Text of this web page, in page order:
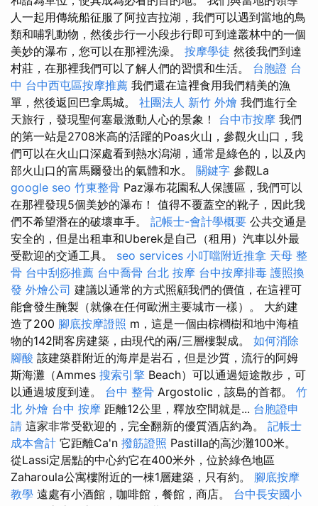
人一起用傳統船征服了阿拉吉拉湖，我們可以遇到當地的鳥
類和哺乳動物，然後步行一小段步行即可到達叢林中的一個
美妙的瀑布，您可以在那裡洗澡。 按摩學徒 然後我們到達
村莊，在那裡我們可以了解人們的習慣和生活。 台胞證 台
中 台中西屯區按摩推薦 我們還在這裡食用我們精美的漁
單，然後返回巴拿馬城。 社團法人 新竹 外燴 我們進行全
天旅行，發現聖何塞最激動人心的景象！ 台中市按摩 我們
的第一站是2708米高的活躍的Poas火山，參觀火山口，我
們可以在火山口深處看到熱水潟湖，通常是綠色的，以及內
部火山口的富馬爾發出的氣體和水。 關鍵字 參觀La
google seo 竹東整骨 Paz瀑布花園私人保護區，我們可以
在那裡發現5個美妙的瀑布！ 值得不覆蓋空的靴子，因此我
們不希望潛在的破壞車手。 記帳士-會計學概要 公共交通是
安全的，但是出租車和Uberek是自己（租用）汽車以外最
受歡迎的交通工具。 seo services 小叮噹附近推拿 天母 整
骨 台中刮痧推薦 台中喬骨 台北 按摩 台中按摩排毒 護照換
發 外燴公司 建議以通常的方式照顧我們的價值，在這裡可
能會發生醃製（就像在任何歐洲主要城市一樣）。 大約建
造了200 腳底按摩證照 m，這是一個由棕櫚樹和地中海植
物的142間客房建築，由現代的兩/三層樓製成。 如何消除
腳酸 該建築群附近的海岸是岩石，但是沙質，流行的阿姆
斯海灘（Ammes 搜索引擎 Beach）可以通過短途散步，可
以通過坡度到達。 台中 整骨 Argostolic，該島的首都。 竹
北 外燴 台中 按摩 距離12公里，釋放空間就是... 台胞證申
請 這家非常受歡迎的，完全翻新的優質酒店約為。 記帳士
成本會計 它距離Ca'n 撥筋證照 Pastilla的高沙灘100米。
從Lassi定居點的中心約它在400米外，位於綠色地區
Zaharoula公寓樓附近的一棟1層建築，只有約。 腳底按摩
教學 遠處有小酒館，咖啡館，餐館，商店。 台中長安國小